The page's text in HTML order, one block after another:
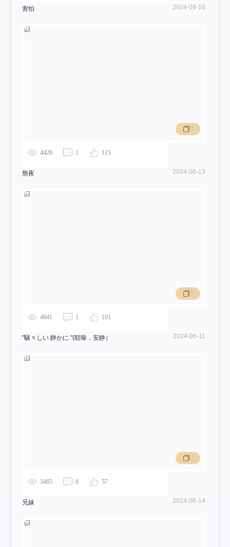
害怕 2024-08-16
4428 1 115
熬夜 2024-06-13
2
4041 1 101
"騒々しい.静かに."(聒噪，安静） 2024-06-11
3
3465 0 57
兄妹 2024-06-14
2